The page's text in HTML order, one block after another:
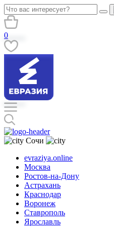
0
Сочи
evraziya.online
Москва
Ростов-на-Дону
Астрахань
Краснодар
Воронеж
Ставрополь
Ярославль